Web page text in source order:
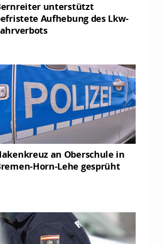
unterstützt
Aufhebung des Lkw-
an Oberschule in
Horn-Lehe gesprüht